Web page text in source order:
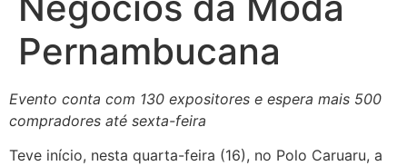
Pernambucana
Evento conta com 130 expositores e espera mais 500
compradores até sexta-feira
Teve início, nesta quarta-feira (16), no Polo Caruaru, a